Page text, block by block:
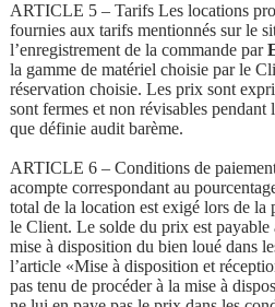
ARTICLE 5 – Tarifs Les locations
fournies aux tarifs mentionnés sur le
l’enregistrement de la commande par
la gamme de matériel choisie par le
réservation choisie. Les prix sont
sont fermes et non révisables
que définie audit barème.
ARTICLE 6 – Conditions de
acompte correspondant au
total de la location est exigé lors de la
le Client. Le solde du prix est payable
mise à disposition du bien loué dans
l’article «Mise à disposition et
pas tenu de procéder à la mise à